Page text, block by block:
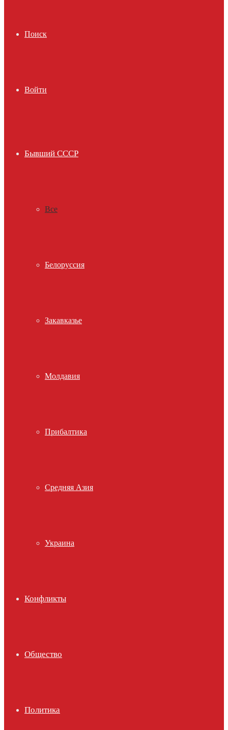
Поиск
Войти
Бывший СССР
Все
Белоруссия
Закавказье
Молдавия
Прибалтика
Средняя Азия
Украина
Конфликты
Общество
Политика